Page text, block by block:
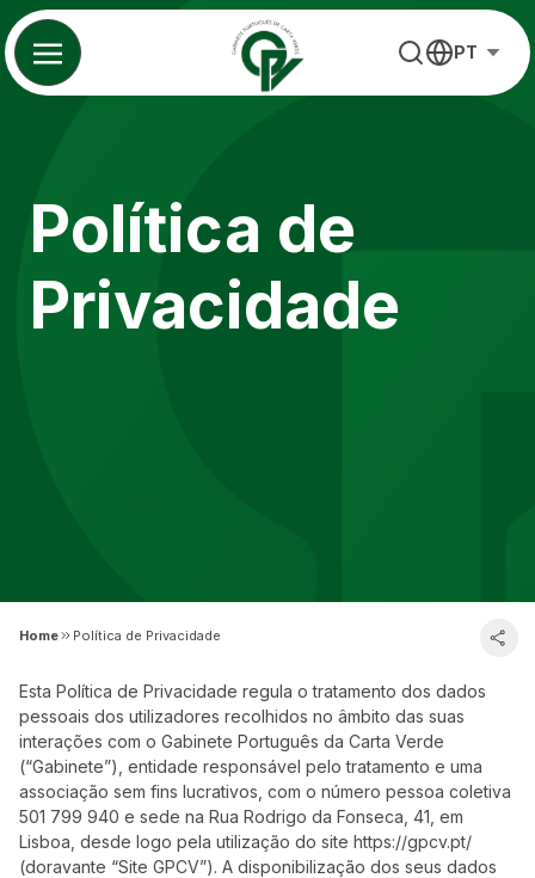
Skip
to
content
PT
Política de
Privacidade
Home Política de Privacidade
Esta Política de Privacidade regula o tratamento dos dados
pessoais dos utilizadores recolhidos no âmbito das suas
interações com o Gabinete Português da Carta Verde
(“Gabinete”), entidade responsável pelo tratamento e uma
associação sem fins lucrativos, com o número pessoa coletiva
501 799 940 e sede na Rua Rodrigo da Fonseca, 41, em
Lisboa, desde logo pela utilização do site https://gpcv.pt/
(doravante “Site GPCV”). A disponibilização dos seus dados